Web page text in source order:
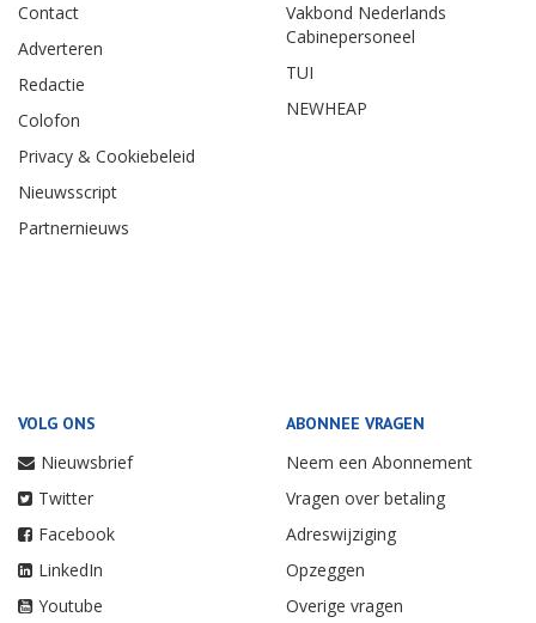
Contact
Adverteren
Redactie
Colofon
Privacy & Cookiebeleid
Nieuwsscript
Partnernieuws
Vakbond Nederlands
Cabinepersoneel
TUI
NEWHEAP
VOLG ONS
Nieuwsbrief
Twitter
Facebook
LinkedIn
Youtube
ABONNEE VRAGEN
Neem een Abonnement
Vragen over betaling
Adreswijziging
Opzeggen
Overige vragen